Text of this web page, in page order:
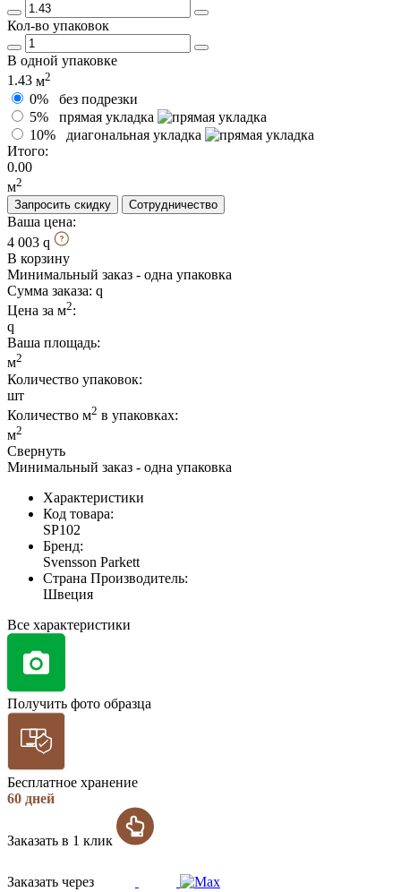
Кол-во упаковок
В одной упаковке
1.43 м2
0% без подрезки
5% прямая укладка
10% диагональная укладка
Итого:
0.00
м2
Запросить скидку
Сотрудничество
Ваша цена:
4 003
В корзину
Минимальный заказ - одна упаковка
Сумма заказа:
Цена за м2:
Ваша площадь:
м2
Количество упаковок:
шт
Количество м2 в упаковках:
м2
Свернуть
Минимальный заказ - одна упаковка
Характеристики
Код товара:
SP102
Бренд:
Svensson Parkett
Страна Производитель:
Швеция
Все характеристики
Получить фото образца
Бесплатное хранение
60 дней
Заказать в 1 клик
Заказать через